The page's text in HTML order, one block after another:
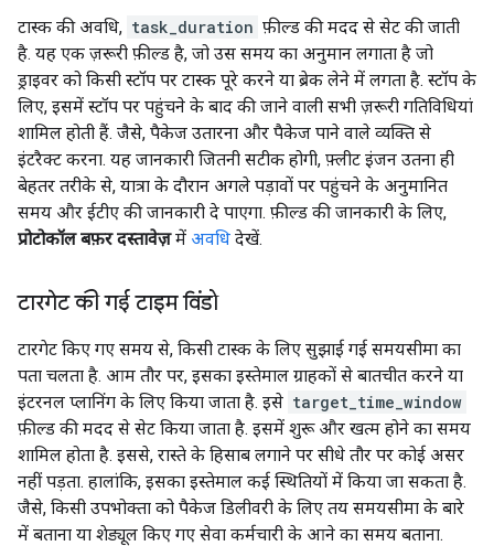
टास्क की अवधि, task_duration फ़ील्ड की मदद से सेट की जाती
है. यह एक ज़रूरी फ़ील्ड है, जो उस समय का अनुमान लगाता है जो
ड्राइवर को किसी स्टॉप पर टास्क पूरे करने या ब्रेक लेने में लगता है. स्टॉप के
लिए, इसमें स्टॉप पर पहुंचने के बाद की जाने वाली सभी ज़रूरी गतिविधियां
शामिल होती हैं. जैसे, पैकेज उतारना और पैकेज पाने वाले व्यक्ति से
इंटरैक्ट करना. यह जानकारी जितनी सटीक होगी, फ़्लीट इंजन उतना ही
बेहतर तरीके से, यात्रा के दौरान अगले पड़ावों पर पहुंचने के अनुमानित
समय और ईटीए की जानकारी दे पाएगा. फ़ील्ड की जानकारी के लिए,
प्रोटोकॉल बफ़र दस्तावेज़में अवधि देखें.
टारगेट की गई टाइम विंडो
टारगेट किए गए समय से, किसी टास्क के लिए सुझाई गई समयसीमा का
पता चलता है. आम तौर पर, इसका इस्तेमाल ग्राहकों से बातचीत करने या
इंटरनल प्लानिंग के लिए किया जाता है. इसे target_time_window
फ़ील्ड की मदद से सेट किया जाता है. इसमें शुरू और खत्म होने का समय
शामिल होता है. इससे, रास्ते के हिसाब लगाने पर सीधे तौर पर कोई असर
नहीं पड़ता. हालांकि, इसका इस्तेमाल कई स्थितियों में किया जा सकता है.
जैसे, किसी उपभोक्ता को पैकेज डिलीवरी के लिए तय समयसीमा के बारे
में बताना या शेड्यूल किए गए सेवा कर्मचारी के आने का समय बताना.